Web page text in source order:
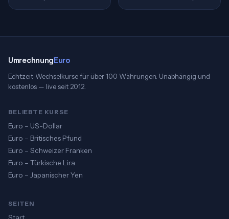
UmrechnungEuro
Echtzeit-Wechselkurse für über 100 Währungen. Unabhängig und
kostenlos — live seit 2012.
BELIEBTE KURSE
Euro – US-Dollar
Euro – Britisches Pfund
Euro – Schweizer Franken
Euro – Türkische Lira
Euro – Japanischer Yen
SEITEN